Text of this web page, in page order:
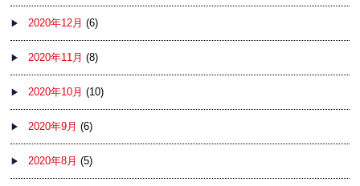
2020年12月 (6)
2020年11月 (8)
2020年10月 (10)
2020年9月 (6)
2020年8月 (5)